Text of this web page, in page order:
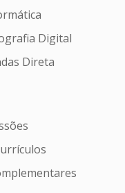
Digital
Direta